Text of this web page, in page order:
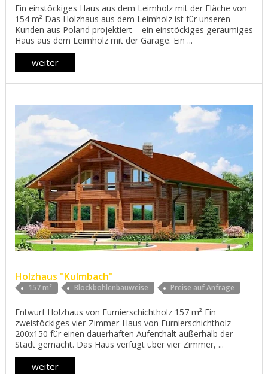
Ein einstöckiges Haus aus dem Leimholz mit der Fläche von
154 m² Das Holzhaus aus dem Leimholz ist für unseren
Kunden aus Poland projektiert – ein einstöckiges geräumiges
Haus aus dem Leimholz mit der Garage. Ein ...
weiter
Holzhaus "Kulmbach"
157 m² Blockbohlenbauweise Preise auf Anfrage
Entwurf Holzhaus von Furnierschichtholz 157 m² Ein
zweistöckiges vier-Zimmer-Haus von Furnierschichtholz
200x150 für einen dauerhaften Aufenthalt außerhalb der
Stadt gemacht. Das Haus verfügt über vier Zimmer, ...
weiter